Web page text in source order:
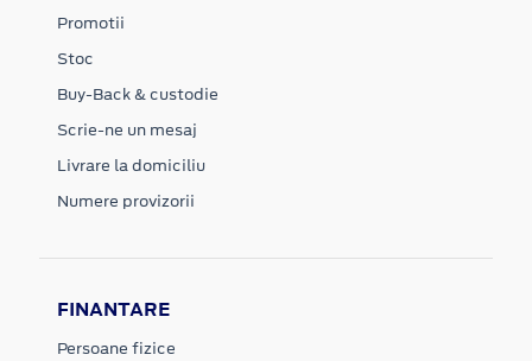
Promotii
Stoc
Buy-Back & custodie
Scrie-ne un mesaj
Livrare la domiciliu
Numere provizorii
FINANTARE
Persoane fizice